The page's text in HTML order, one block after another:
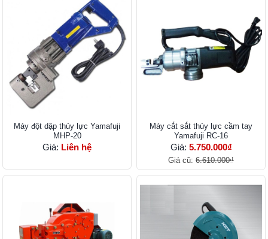
Máy đột dập thủy lực Yamafuji
MHP-20
Giá: Liên hệ
Máy cắt sắt thủy lực cầm tay
Yamafuji RC-16
Giá: 5.750.000₫
Giá cũ: 6.610.000₫